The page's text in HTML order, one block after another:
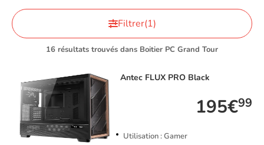
16 résultats trouvés dans Boitier PC Grand Tour
Filtrer(1)
Antec FLUX PRO Black
195€99
Utilisation : Gamer